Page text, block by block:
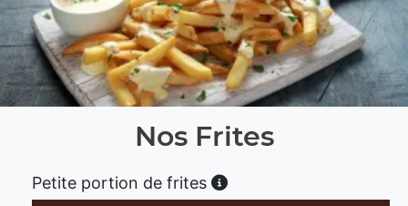
Nos Frites
Petite portion de frites